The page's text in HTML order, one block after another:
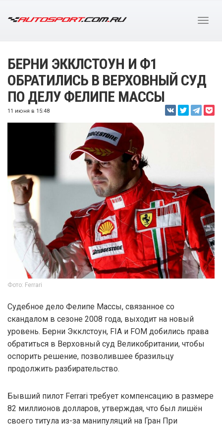
БЕРНИ ЭККЛСТОУН И Ф1
ОБРАТИЛИСЬ В ВЕРХОВНЫЙ СУД
ПО ДЕЛУ ФЕЛИПЕ МАССЫ
11 июня в 15:48
Фото: Ferrari
Судебное дело Фелипе Массы, связанное со
скандалом в сезоне 2008 года, выходит на новый
уровень. Берни Экклстоун, FIA и FOM добились права
обратиться в Верховный суд Великобритании, чтобы
оспорить решение, позволившее бразильцу
продолжить разбирательство.
Бывший пилот Ferrari требует компенсацию в размере
82 миллионов долларов, утверждая, что был лишён
своего титула из-за манипуляций на Гран При